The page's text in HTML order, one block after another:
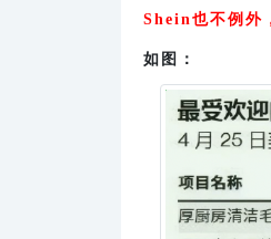
Shein也不例外
如图：